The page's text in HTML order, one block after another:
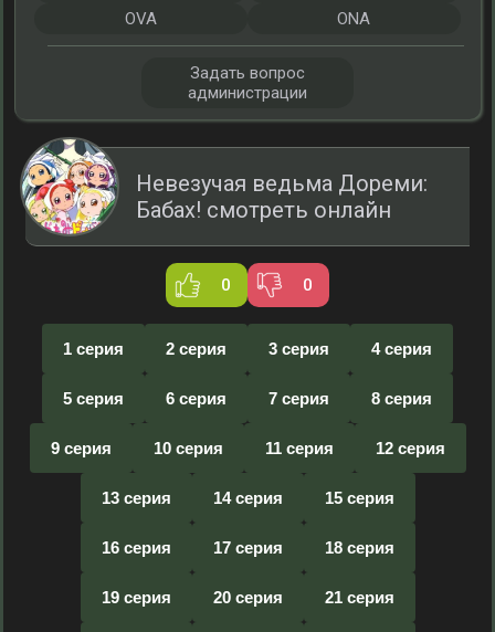
Невезучая ведьма Дореми:
Бабах! смотреть онлайн
0 0
1 серия 2 серия 3 серия 4 серия
5 серия 6 серия 7 серия 8 серия
9 серия 10 серия 11 серия 12 серия
13 серия 14 серия 15 серия
16 серия 17 серия 18 серия
19 серия 20 серия 21 серия
OVA
ONA
Задать вопрос
администрации